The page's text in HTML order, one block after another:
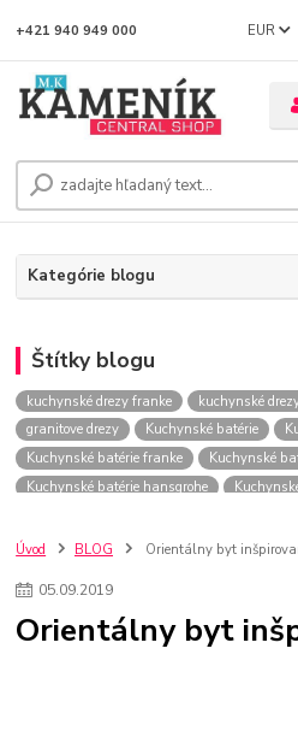
EUR
+421 940 949 000
Kategórie blogu
Štítky blogu
kuchynské drezy franke kuchynské
granitove drezy
Kuchynské batérie
Kuchynské batérie franke
Kuchynské
Kuchynské batérie hansgrohe
kuchynské batérie sagittarius
kuchynské drezy sety
kúpelňové batérie
vodovodné batérie do
Úvod BLOG Orientálny byt
05.09.2019
Orientálny byt